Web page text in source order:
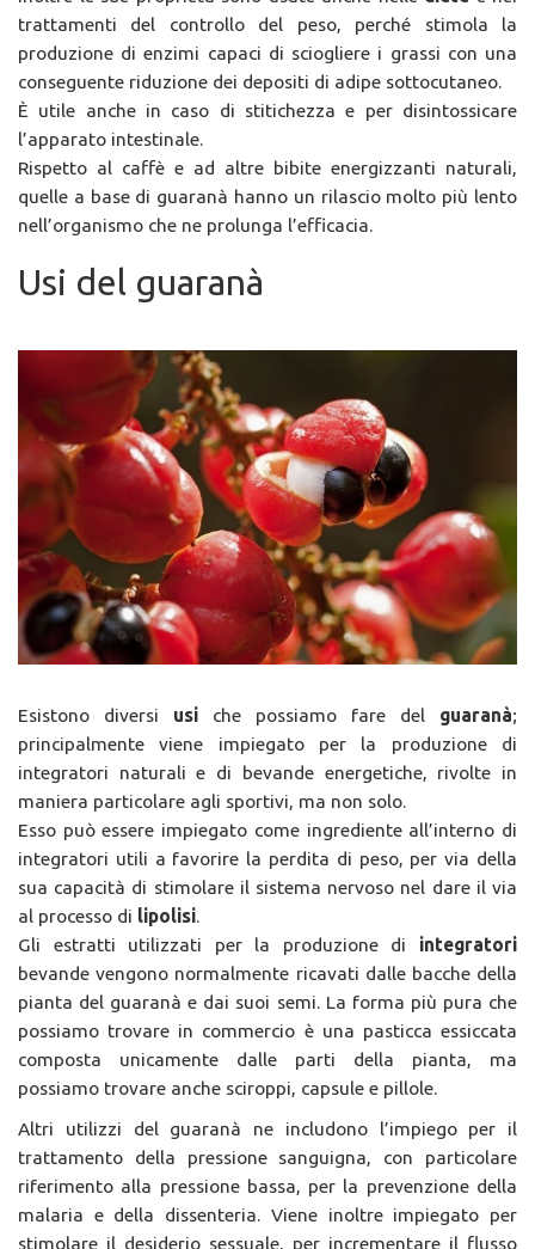
trattamenti del controllo del peso, perché stimola la
produzione di enzimi capaci di sciogliere i grassi con una
conseguente riduzione dei depositi di adipe sottocutaneo.
È utile anche in caso di stitichezza e per disintossicare
l’apparato intestinale.
Rispetto al caffè e ad altre bibite energizzanti naturali,
quelle a base di guaranà hanno un rilascio molto più lento
nell’organismo che ne prolunga l’efficacia.
Usi del guaranà
Esistono diversi usi che possiamo fare del guaranà;
principalmente viene impiegato per la produzione di
integratori naturali e di bevande energetiche, rivolte in
maniera particolare agli sportivi, ma non solo.
Esso può essere impiegato come ingrediente all’interno di
integratori utili a favorire la perdita di peso, per via della
sua capacità di stimolare il sistema nervoso nel dare il via
al processo di lipolisi
Gli estratti utilizzati per la produzione di integratori
bevande vengono normalmente ricavati dalle bacche della
pianta del guaranà e dai suoi semi. La forma più pura che
possiamo trovare in commercio è una pasticca essiccata
composta unicamente dalle parti della pianta, ma
possiamo trovare anche sciroppi, capsule e pillole.
Altri utilizzi del guaranà ne includono l’impiego per il
trattamento della pressione sanguigna, con particolare
riferimento alla pressione bassa, per la prevenzione della
malaria e della dissenteria. Viene inoltre impiegato per
stimolare il desiderio sessuale, per incrementare il flusso